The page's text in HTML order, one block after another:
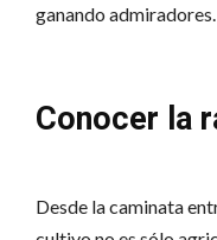
ganando admiradores.
Conocer la
Desde la caminata